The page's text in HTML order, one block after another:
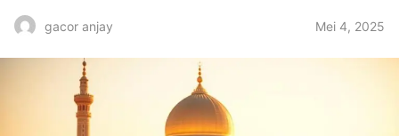
gacor anjay Mei 4, 2025